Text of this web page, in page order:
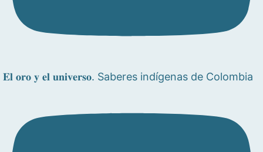
𝐄𝐥 𝐨𝐫𝐨 𝐲 𝐞𝐥 𝐮𝐧𝐢𝐯𝐞𝐫𝐬𝐨. Saberes indígenas de Colombia